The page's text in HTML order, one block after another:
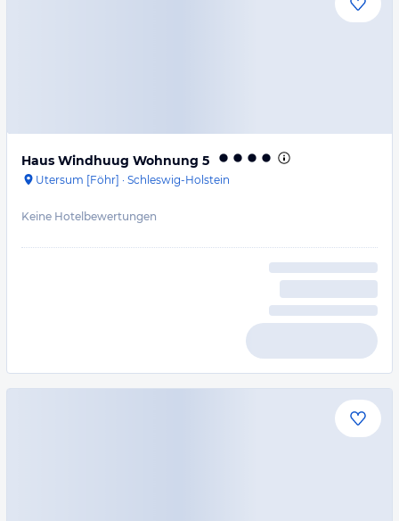
Haus Windhuug Wohnung 5
Utersum [Föhr] · Schleswig-Holstein
Keine Hotelbewertungen